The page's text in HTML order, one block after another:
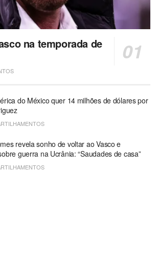
na temporada de
do México quer 14 milhões de dólares por
revela sonho de voltar ao Vasco e
guerra na Ucrânia: “Saudades de casa”